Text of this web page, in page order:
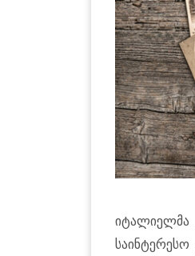
იტალიელმა